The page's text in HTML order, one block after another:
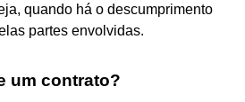
quando há o descumprimento
partes envolvidas.
um contrato?